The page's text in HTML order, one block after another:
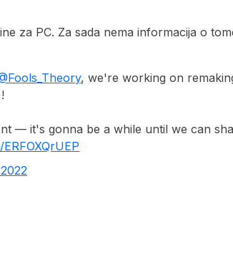
za PC. Za sada nema informacija o
, we're working on
— it's gonna be a while until we can